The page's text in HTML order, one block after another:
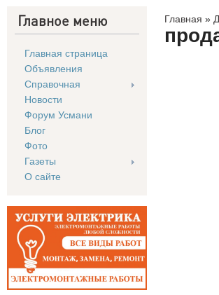
Главное меню
Главная страница
Объявления
Справочная
Новости
Форум Усмани
Блог
Фото
Газеты
О сайте
Главная »